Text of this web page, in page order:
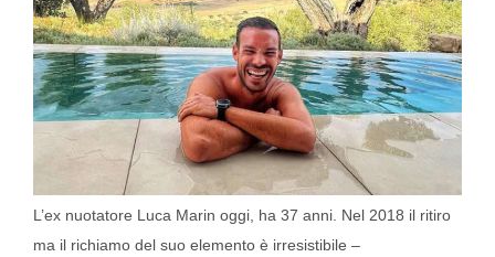
L’ex nuotatore Luca Marin oggi, ha 37 anni. Nel 2018 il ritiro
ma il richiamo del suo elemento è irresistibile –